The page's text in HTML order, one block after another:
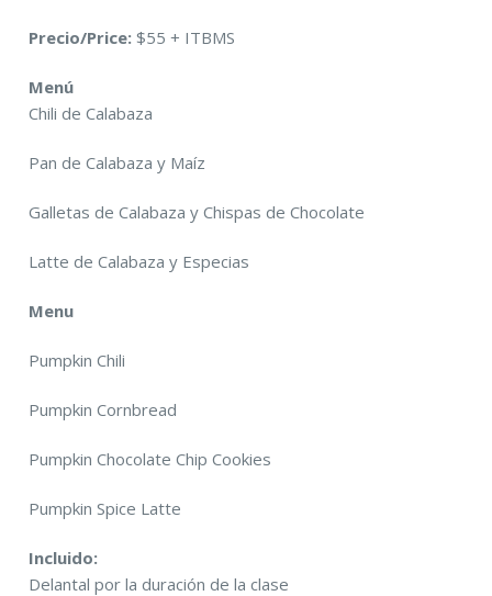
Precio/Price: $55 + ITBMS
Menú
Chili de Calabaza
Pan de Calabaza y Maíz
Galletas de Calabaza y Chispas de Chocolate
Latte de Calabaza y Especias
Menu
Pumpkin Chili
Pumpkin Cornbread
Pumpkin Chocolate Chip Cookies
Pumpkin Spice Latte
Incluido:
Delantal por la duración de la clase